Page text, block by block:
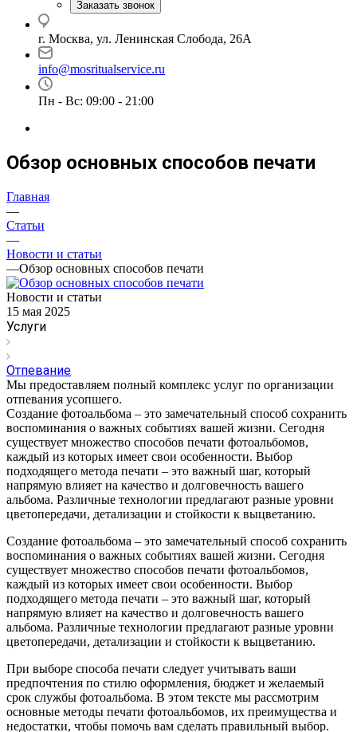
Заказать звонок
г. Москва, ул. Ленинская Слобода, 26А
info@mosritualservice.ru
Пн - Вс: 09:00 - 21:00
Обзор основных способов печати
Главная
—
Статьи
—
Новости и статьи
—Обзор основных способов печати
Новости и статьи
15 мая 2025
Услуги
Отпевание
Мы предоставляем полный комплекс услуг по организации
отпевания усопшего.
Создание фотоальбома – это замечательный способ сохранить
воспоминания о важных событиях вашей жизни. Сегодня
существует множество способов печати фотоальбомов,
каждый из которых имеет свои особенности. Выбор
подходящего метода печати – это важный шаг, который
напрямую влияет на качество и долговечность вашего
альбома. Различные технологии предлагают разные уровни
цветопередачи, детализации и стойкости к выцветанию.
Создание фотоальбома – это замечательный способ сохранить
воспоминания о важных событиях вашей жизни. Сегодня
существует множество способов печати фотоальбомов,
каждый из которых имеет свои особенности. Выбор
подходящего метода печати – это важный шаг, который
напрямую влияет на качество и долговечность вашего
альбома. Различные технологии предлагают разные уровни
цветопередачи, детализации и стойкости к выцветанию.
При выборе способа печати следует учитывать ваши
предпочтения по стилю оформления, бюджет и желаемый
срок службы фотоальбома. В этом тексте мы рассмотрим
основные методы печати фотоальбомов, их преимущества и
недостатки, чтобы помочь вам сделать правильный выбор.